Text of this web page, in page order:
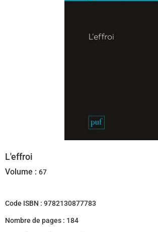
L'effroi
Volume : 67
Code ISBN : 9782130877783
Nombre de pages : 184